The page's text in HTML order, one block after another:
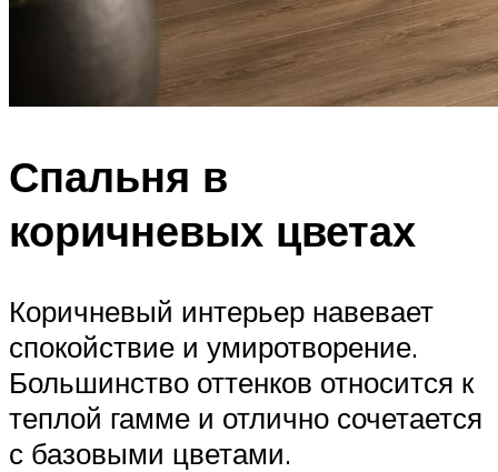
Спальня в
коричневых цветах
Коричневый интерьер навевает
спокойствие и умиротворение.
Большинство оттенков относится к
теплой гамме и отлично сочетается
с базовыми цветами.